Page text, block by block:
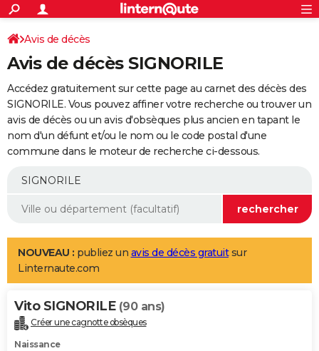
ACTUALITÉS
Politique
Société
Faits Divers
Education
Monde
Villes
+
SPORT
Coupe du monde 2026
Football
Tennis
Cyclisme
Rugby
Forum
Programme TV
TNT
Streaming
Cinéma
Sorties cinéma
Musique
+
FINANCE
Retraite
Epargne
Immobilier
Risques naturels par ville
Banque
Assurance
AUTO
Essais
Réserver un essai
Citadines
Berlines
SUV
Forum auto
+
Mobiles
Meilleur smartphone
Internet
Ordinateurs
Jeux vidéo
Guide high-tech
Aménagement intérieur
LIFESTYLE
Art de vivre
Bien-être
Loisirs
Mode
Modes de vie
Alimentation
Guide de la santé
Maladies
Médicaments
Sommeil
VOYAGE
Destinations
City break
Voyage nature
Voyage de noces
Forum
Climat
+PHOTO
Avis de décès
Avis de décès SIGNORILE
Accédez gratuitement sur cette page au carnet des décès des
SIGNORILE. Vous pouvez affiner votre recherche ou trouver un
avis de décès ou un avis d'obsèques plus ancien en tapant le
nom d'un défunt et/ou le nom ou le code postal d'une
commune dans le moteur de recherche ci-dessous.
NOUVEAU : publiez un avis de décès gratuitsur
Linternaute.com
Vito SIGNORILE (90 ans)
Créer une cagnotte obsèques
Naissance